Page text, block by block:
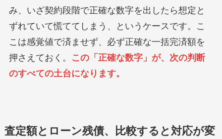
み、いざ契約段階で正確な数字を出したら想定と
ずれていて慌ててしまう、というケースです。こ
こは感覚値で済ませず、必ず正確な一括完済額を
押さえておく。
この「正確な数字」が、次の判断
のすべての土台になります。
査定額とローン残債、比較すると対応が変